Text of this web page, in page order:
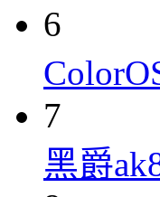
6
7
黑爵